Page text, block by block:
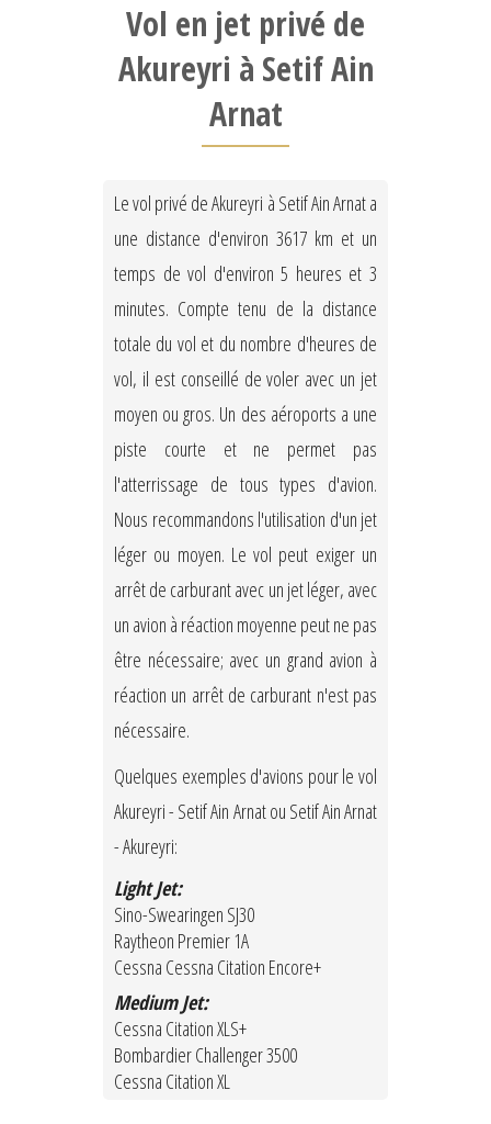
Vol en jet privé de
Akureyri à Setif Ain
Arnat
Le vol privé de Akureyri à Setif Ain Arnat a
une distance d'environ 3617 km et un
temps de vol d'environ 5 heures et 3
minutes. Compte tenu de la distance
totale du vol et du nombre d'heures de
vol, il est conseillé de voler avec un jet
moyen ou gros. Un des aéroports a une
piste courte et ne permet pas
l'atterrissage de tous types d'avion.
Nous recommandons l'utilisation d'un jet
léger ou moyen. Le vol peut exiger un
arrêt de carburant avec un jet léger, avec
un avion à réaction moyenne peut ne pas
être nécessaire; avec un grand avion à
réaction un arrêt de carburant n'est pas
nécessaire.
Quelques exemples d'avions pour le vol
Akureyri - Setif Ain Arnat ou Setif Ain Arnat
- Akureyri:
Light Jet:
Sino-Swearingen SJ30
Raytheon Premier 1A
Cessna Cessna Citation Encore+
Medium Jet:
Cessna Citation XLS+
Bombardier Challenger 3500
Cessna Citation XL